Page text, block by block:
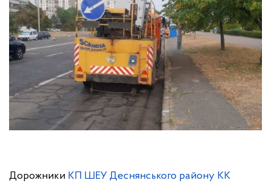
Дорожники КП ШЕУ Деснянського району КК